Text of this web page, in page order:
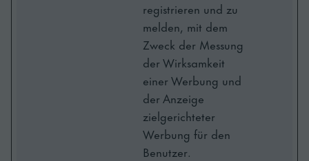
registrieren und zu
melden, mit dem
Zweck der Messung
der Wirksamkeit
einer Werbung und
der Anzeige
zielgerichteter
Werbung für den
Benutzer.